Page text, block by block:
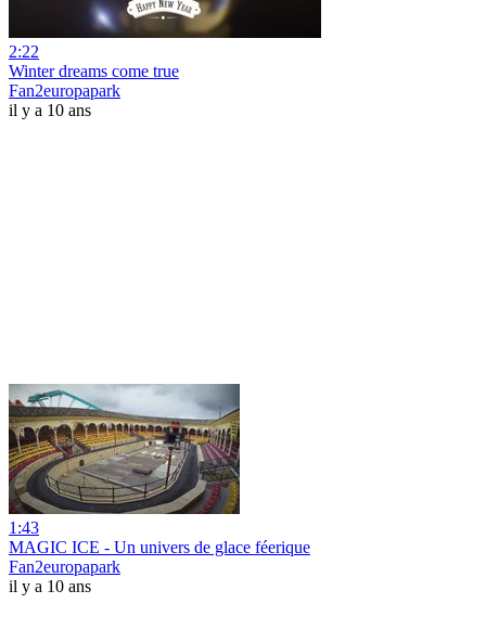
2:22
Winter dreams come true
Fan2europapark
il y a 10 ans
1:43
MAGIC ICE - Un univers de glace féerique
Fan2europapark
il y a 10 ans